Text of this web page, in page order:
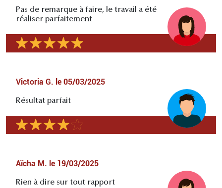
Pas de remarque à faire, le travail a été
réaliser parfaitement
Victoria G. le 05/03/2025
Résultat parfait
Aïcha M. le 19/03/2025
Rien à dire sur tout rapport